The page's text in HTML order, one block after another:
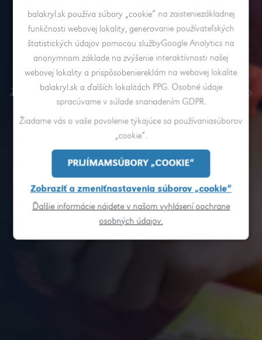
Rady a inšpirácie
Zvelebujete si radi svoje domovy a hľadáte tipy a triky ako
na to? Tak sledujte naše inšpiratívne články!.
balakryl.sk používa súbory „cookie“ na zaisteniezákladnej
funkčnosti webovej lokality, generovanie používateľských
štatistických údajov pomocou službyGoogle Analytics na
anonymnom základe na zvýšenie interaktívnosti našej
webovej lokality a prispôsobeniereklám na webovej lokalite
balakryl.sk a ďalších lokalitách PPG. Osobné údaje
spracúvame v súlade snariadením GDPR.
Žiadame vás o vaše povolenie týkajúce sa používaniasúborov
„cookie“.
PRIJÍMAMSÚBORY „COOKIE“
Zobraziť a zmeniťnastavenia súborov „cookie“
Ďalšie informácie nájdete v našom vyhlásení oochrane
osobných údajov.